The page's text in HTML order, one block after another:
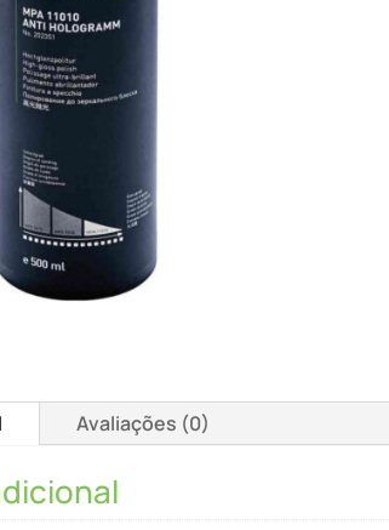
Avaliações (0)